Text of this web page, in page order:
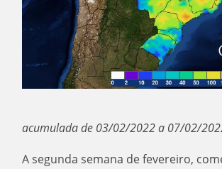
acumulada de 03/02/2022 a 07/02/
A segunda semana de fevereiro,